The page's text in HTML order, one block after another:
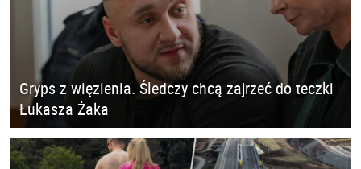
Gryps z więzienia. Śledczy chcą zajrzeć do teczki
Łukasza Żaka